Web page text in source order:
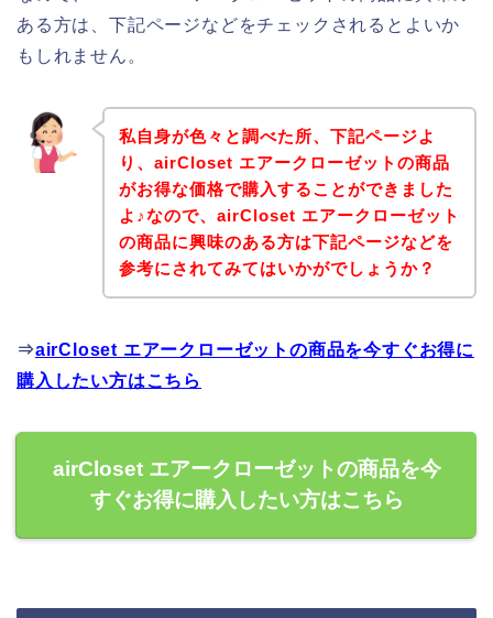
ある方は、下記ページなどをチェックされるとよいか
もしれません。
私自身が色々と調べた所、下記ページよ
り、airCloset エアークローゼットの商品
がお得な価格で購入することができました
よ♪なので、airCloset エアークローゼット
の商品に興味のある方は下記ページなどを
参考にされてみてはいかがでしょうか？
⇒airCloset エアークローゼットの商品を今すぐお得に
購入したい方はこちら
airCloset エアークローゼットの商品を今
すぐお得に購入したい方はこちら